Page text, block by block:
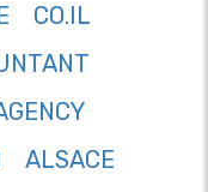
CO.IL
ALSACE